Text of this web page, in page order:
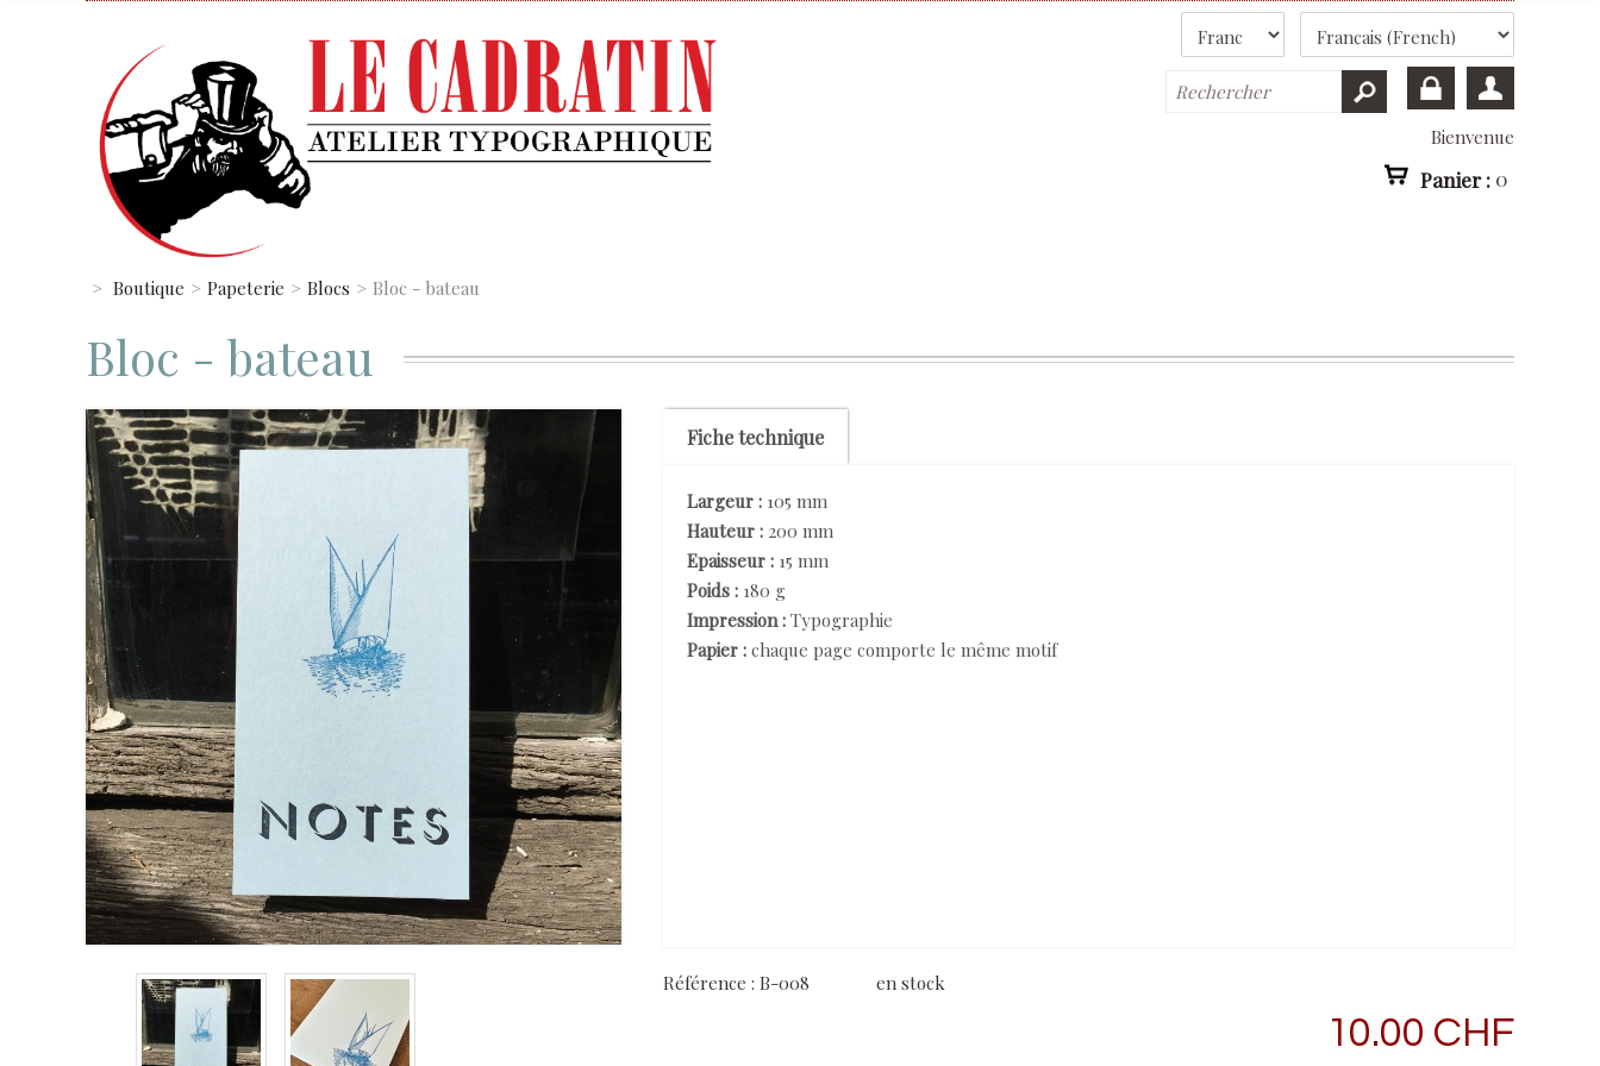
Bienvenue
Panier : 0
> Boutique > Papeterie > Blocs > Bloc - bateau
Bloc - bateau
Fiche technique
Largeur : 105 mm
Hauteur : 200 mm
Epaisseur : 15 mm
Poids : 180 g
Impression : Typographie
Papier : chaque page comporte le même motif
Référence : B-008 en stock
10.00 CHF